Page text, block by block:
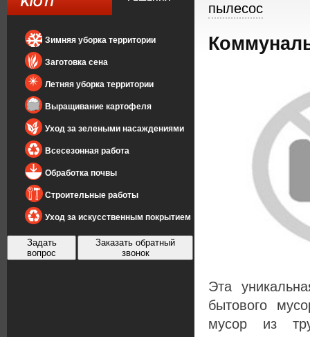
Зимняя уборка территории
Заготовка сена
Летняя уборка территории
Выращивание картофеля
Уход за зелеными насаждениями
Всесезонная работа
Обработка почвы
Строительные работы
Уход за искусственным покрытием
Задать
вопрос
Заказать обратный
звонок
пылесос
Эта
бытового
мусор из